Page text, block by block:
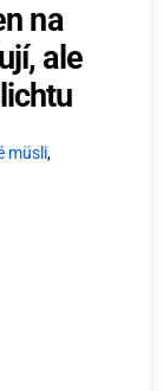
na
ale
müsli,